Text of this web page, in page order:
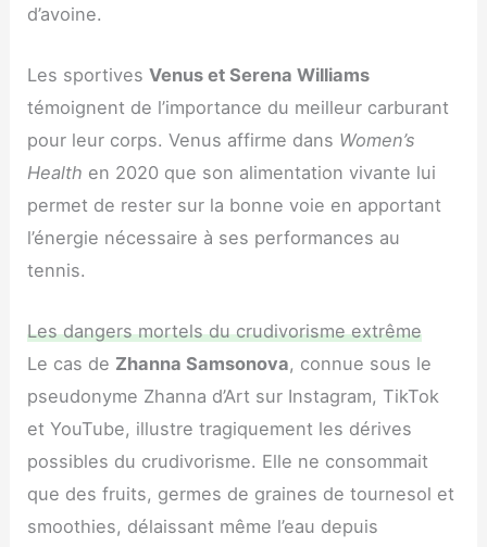
d’avoine.
Les sportivesVenus et Serena Williams
témoignent de l’importance du meilleur carburant
pour leur corps. Venus affirme dans Women’s
Health en 2020 que son alimentation vivante lui
permet de rester sur la bonne voie en apportant
l’énergie nécessaire à ses performances au
tennis.
Les dangers mortels du crudivorisme extrême
Le cas de Zhanna Samsonova, connue sous le
pseudonyme Zhanna d’Art sur Instagram, TikTok
et YouTube, illustre tragiquement les dérives
possibles du crudivorisme. Elle ne consommait
que des fruits, germes de graines de tournesol et
smoothies, délaissant même l’eau depuis